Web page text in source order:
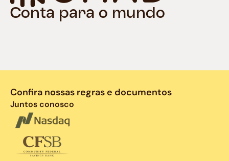
Conta para o mundo
Confira nossas regras e documentos
Juntos conosco